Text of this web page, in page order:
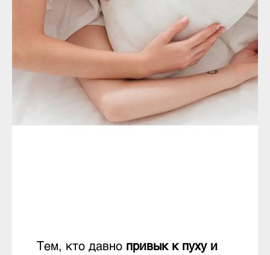
Тем, кто давно привык к пуху и